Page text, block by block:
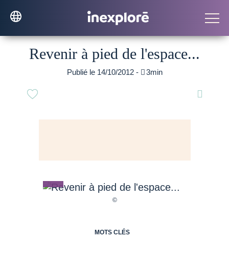
Revenir à pied de l'espace...
Publié le 14/10/2012 - 3min

MOTS CLÉS